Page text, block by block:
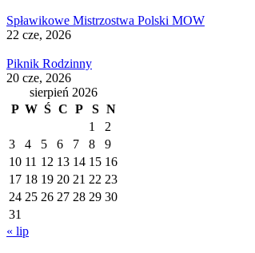
Spławikowe Mistrzostwa Polski MOW
22 cze, 2026
Piknik Rodzinny
20 cze, 2026
sierpień 2026
P W Ś C P S N
1
2
3
4 5 6 7 8
9
10 11 12 13 14 15 16
17 18 19 20 21 22 23
24 25 26 27 28 29 30
31
« lip